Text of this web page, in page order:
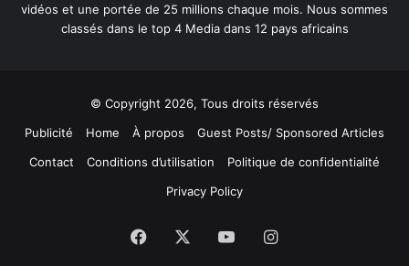
vidéos et une portée de 25 millions chaque mois. Nous sommes
classés dans le top 4 Media dans 12 pays africains
© Copyright 2026, Tous droits réservés
Publicité
Home À propos
Guest Posts/ Sponsored Articles
Contact
Conditions d’utilisation
Politique de confidentialité
Privacy Policy
Facebook YouTubeInstagram